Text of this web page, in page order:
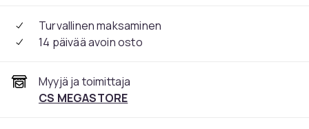
Turvallinen maksaminen
14 päivää avoin osto
Myyjä ja toimittaja
CS MEGASTORE